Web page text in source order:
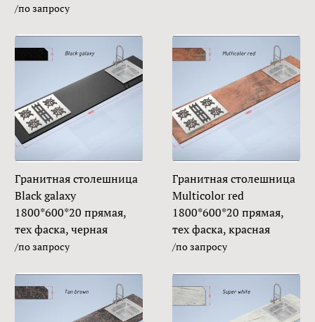
/по запросу
Гранитная столешница
Black galaxy
1800*600*20 прямая,
тех фаска, черная
/по запросу
Гранитная столешница
Multicolor red
1800*600*20 прямая,
тех фаска, красная
/по запросу